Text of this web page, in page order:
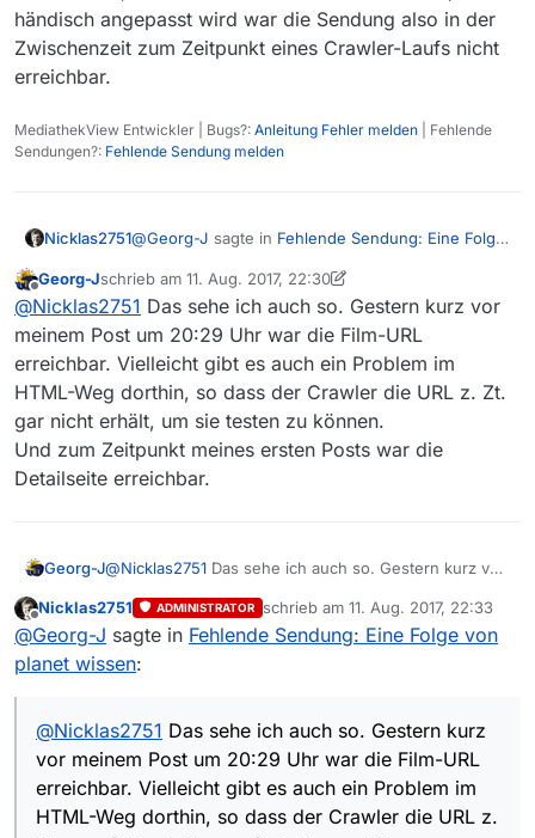
händisch angepasst wird war die Sendung also in der
Zwischenzeit zum Zeitpunkt eines Crawler-Laufs nicht
erreichbar.
MediathekView Entwickler | Bugs?: Anleitung Fehler melden | Fehlende
Sendungen?: Fehlende Sendung melden
Nicklas2751@Georg-J sagte in Fehlende Sendung: Eine Folge
wurde daraus gelöscht und nicht wieder
eingetragen
Da dies ein automatischer Prozess beim Crawlen
ist und die Filmliste, außer in äußersten
Ausnahmefällen, nicht händisch angepasst wird
war die Sendung also in der Zwischenzeit zum
Zeitpunkt eines Crawler-Laufs nicht erreichbar.
Offline
Georg-Jschrieb am 11. Aug. 2017, 22:30
zuletzt editiert von Georg-J8. Dez. 2017, 00:32
@Nicklas2751 Das sehe ich auch so. Gestern kurz vor
meinem Post um 20:29 Uhr war die Film-URL
erreichbar. Vielleicht gibt es auch ein Problem im
HTML-Weg dorthin, so dass der Crawler die URL z. Zt.
gar nicht erhält, um sie testen zu können.
Und zum Zeitpunkt meines ersten Posts war die
Detailseite erreichbar.
Georg-J@Nicklas2751 Das sehe ich auch so. Gestern kurz vor
erreichbar. Vielleicht gibt es auch ein Problem im
HTML-Weg dorthin, so dass der Crawler die URL z. Zt.
gar nicht erhält, um sie testen zu können.
Offline
Nicklas2751 ADMINISTRATOR schrieb am 11. Aug. 2017, 22:33
zuletzt editiert von
@Georg-J sagte in Fehlende Sendung: Eine Folge von
planet wissen:
@Nicklas2751 Das sehe ich auch so. Gestern kurz
vor meinem Post um 20:29 Uhr war die Film-URL
erreichbar. Vielleicht gibt es auch ein Problem im
HTML-Weg dorthin, so dass der Crawler die URL z.